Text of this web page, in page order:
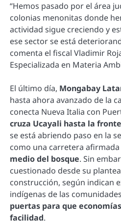
“Hemos pasado por el área
colonias menonitas donde
actividad sigue creciendo y
ese sector se está
comenta el fiscal Vladimir
Especializada en Materia
El último día, Mongabay
hasta ahora avanzado de la
conecta Nueva Italia con
cruza Ucayali hasta la
se está abriendo paso en la
como una carretera
medio del bosque. Sin
cuestionado desde su
construcción, según indican
indígenas de las
puertas para que
facilidad.